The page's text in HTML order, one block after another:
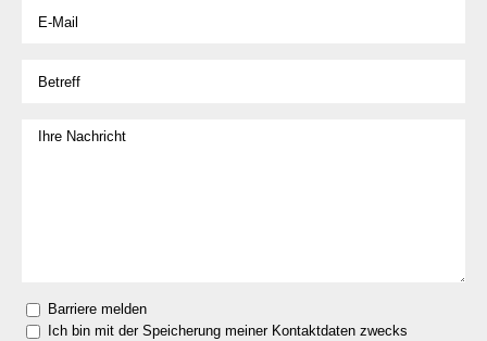
Barriere melden
Ich bin mit der Speicherung meiner Kontaktdaten zwecks